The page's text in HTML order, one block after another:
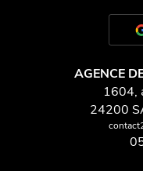
AGENCE
1604,
24200